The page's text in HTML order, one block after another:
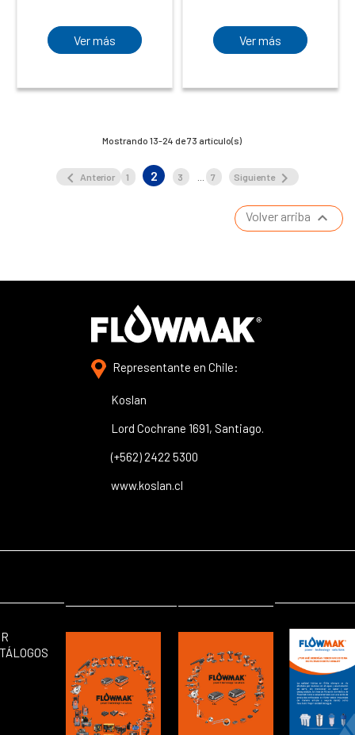
Ver más Ver más
Mostrando 13-24 de 73 artículo(s)
 Anterior 1 2 3 7 Siguiente
Volver arriba 
Representante en Chile:
Koslan
Lord Cochrane 1691, Santiago.
(+562) 2422 5300
www.koslan.cl